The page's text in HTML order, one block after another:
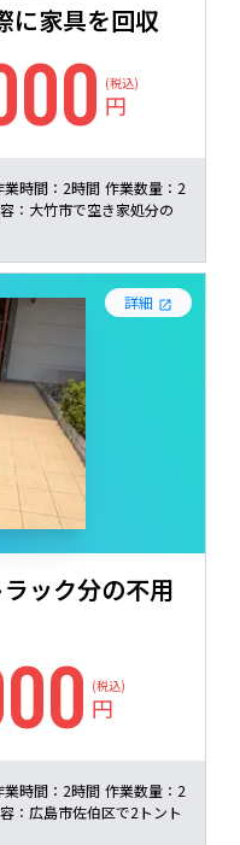
に家具を回収
(税込)
円
業時間： 2時間 作業数量： 2
： 大竹市で空き家処分の
詳細
ック分の不用
(税込)
円
業時間： 2時間 作業数量： 2
： 広島市佐伯区で2トント